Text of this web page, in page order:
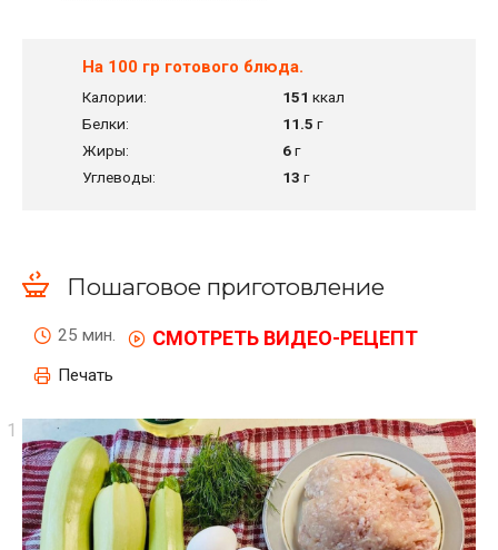
На 100 гр готового блюда.
Калории: 151 ккал
Белки:
11.5 г
Жиры:
6г
Углеводы:
13 г
Пошаговое приготовление
25 мин. СМОТРЕТЬ ВИДЕО-РЕЦЕПТ
Печать